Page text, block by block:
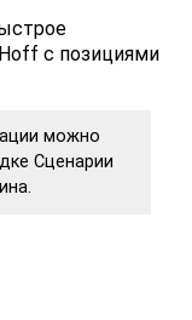
с позициями
можно
Сценарии